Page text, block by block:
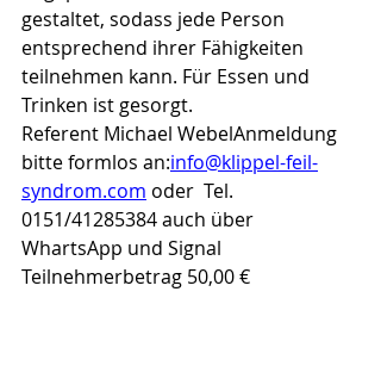
gestaltet, sodass jede Person
entsprechend ihrer Fähigkeiten
teilnehmen kann. Für Essen und
Trinken ist gesorgt.
Referent Michael WebelAnmeldung
bitte formlos an:info@klippel-feil-
syndrom.com oder  Tel.
0151/41285384 auch über
WhartsApp und Signal
Teilnehmerbetrag 50,00 €